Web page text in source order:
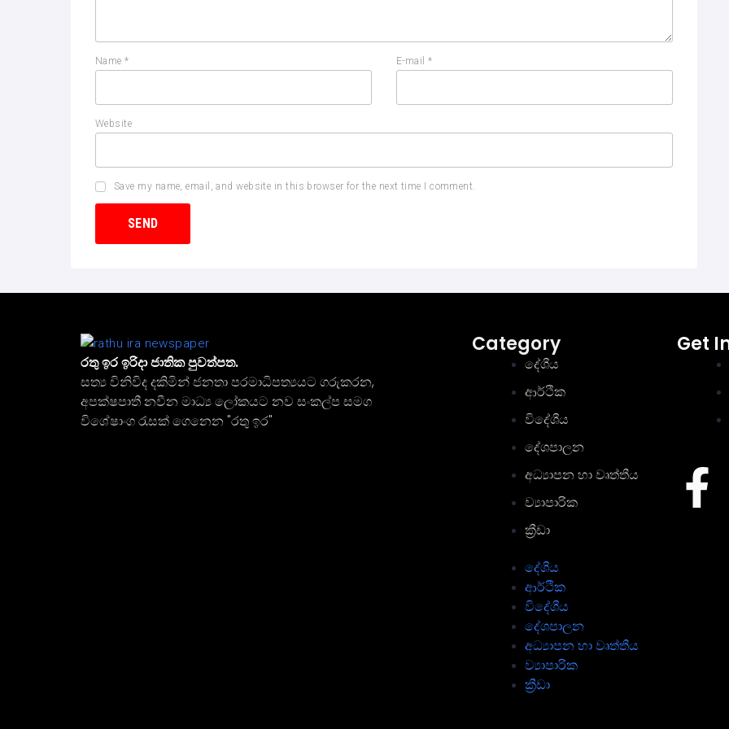
Name* E-mail*
Website
Save my name, email, and website in this browser for the next time I comment.
රතු ඉර ඉරිදා ජාතික පුවත්පත.
සත්‍ය විනිවිද දකිමින් ජනතා පරමාධිපත්‍යයට ගරුකරන,
අපක්ෂපාතී නවීන මාධ්‍ය ලෝකයට නව සංකල්ප සමග
විශේෂාංග රැසක් ගෙනෙන "රතු ඉර"
Get
Category
දේශීය
ආර්ථික
විදේශීය
දේශපාලන
අධ්‍යාපන හා වෘත්තීය
ව්‍යාපාරික
ක්‍රීඩා
දේශීය
ආර්ථික
විදේශීය
දේශපාලන
අධ්‍යාපන හා වෘත්තීය
ව්‍යාපාරික
ක්‍රීඩා